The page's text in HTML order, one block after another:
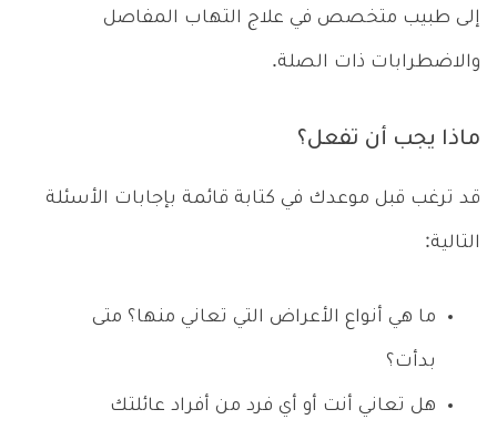
إلى طبيب متخصص في علاج التهاب المفاصل
والاضطرابات ذات الصلة.
ماذا يجب أن تفعل؟
قد ترغب قبل موعدك في كتابة قائمة بإجابات الأسئلة
التالية:
ما هي أنواع الأعراض التي تعاني منها؟ متى
بدأت؟
هل تعاني أنت أو أي فرد من أفراد عائلتك